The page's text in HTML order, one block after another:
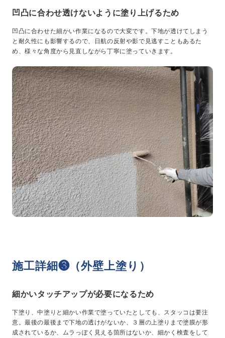
凹凸に合わせ透けないように塗り上げるため
凹凸に合わせた細かい作業になるので大変です。下地が透けてしまう
と耐久性にも影響するので、日航の反射や影で見逃すこともあるた
め、様々な角度から見直しながら丁寧に塗っていきます。
施工詳細❸（外壁上塗り）
細かいタッチアップが必要になるため
下塗り、中塗りと細かい作業で塗っていたとしても、スタッコは要注
意。最後の最後まで下地の透けがないか、３層の上塗りまで塗膜が形
成されているか、ムラっぽく見える箇所はないか、細かく検査をして